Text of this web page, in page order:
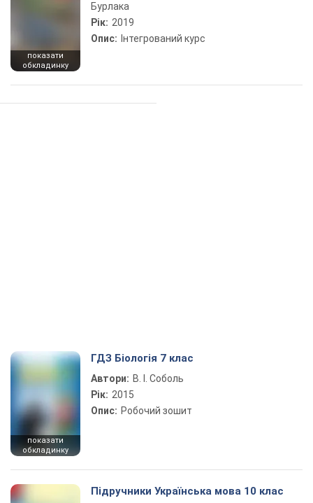
показати
обкладинку
Бурлака
Рік: 2019
Опис: Інтегрований курс
показати
обкладинку
ГДЗ Біологія 7 клас
Автори: В. І. Соболь
Рік: 2015
Опис: Робочий зошит
Підручники Українська мова 10 клас